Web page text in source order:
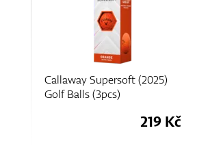
Callaway Chrome Tour X
(3pcs)
406 Kč